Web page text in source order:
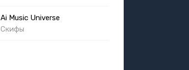
Ai Music Universe
Скифы